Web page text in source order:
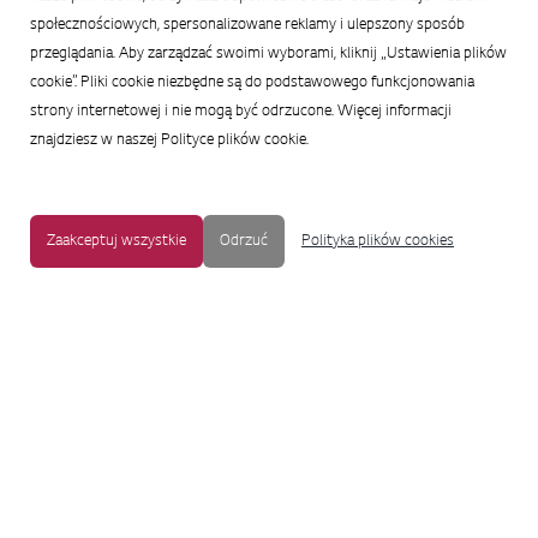
społecznościowych, spersonalizowane reklamy i ulepszony sposób
przeglądania. Aby zarządzać swoimi wyborami, kliknij „Ustawienia plików
cookie”. Pliki cookie niezbędne są do podstawowego funkcjonowania
strony internetowej i nie mogą być odrzucone. Więcej informacji
znajdziesz w naszej Polityce plików cookie.
Zaakceptuj wszystkie Odrzuć Polityka plików cookies